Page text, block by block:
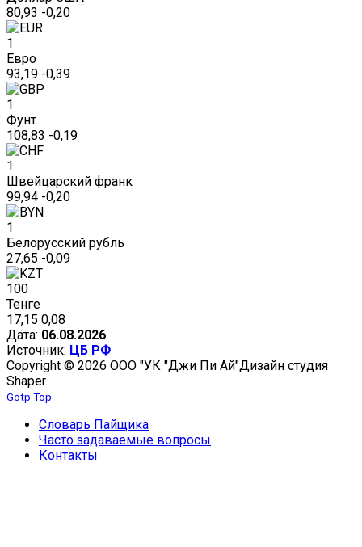
80,93 -0,20
1
Евро
93,19 -0,39
1
Фунт
108,83 -0,19
1
Швейцарский франк
99,94 -0,20
1
Белорусский рубль
27,65 -0,09
100
Тенге
17,15 0,08
Дата: 06.08.2026
Источник: ЦБ РФ
Copyright © 2026 ООО "УК "Джи Пи Ай"Дизайн студия
Shaper
Gotp Top
Словарь Пайщика
Часто задаваемые вопросы
Контакты